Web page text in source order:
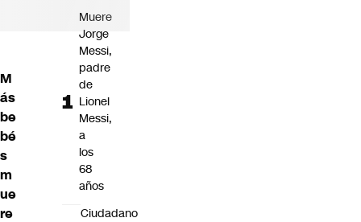
M
ás
be
bé
s
m
ue
re
Muere
Jorge
Messi,
padre
de
Lionel
Messi,
a
los
68
años
Ciudadano